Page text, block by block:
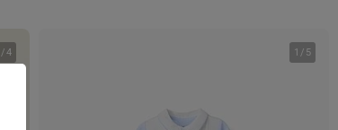
/4 1 / 5